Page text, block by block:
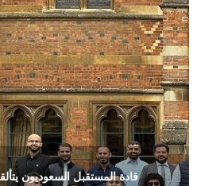
قادة المستقبل السعوديون